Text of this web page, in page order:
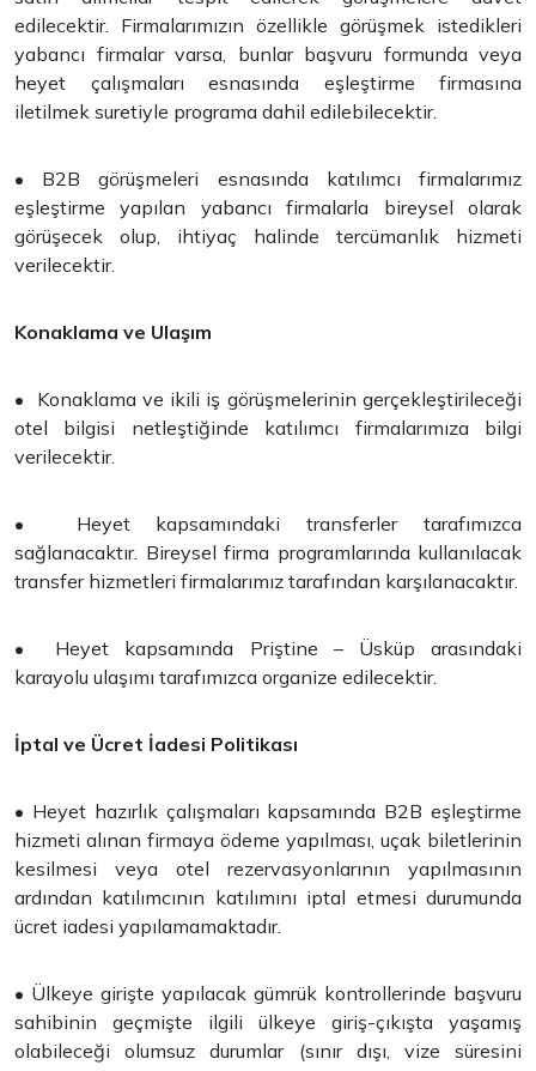
edilecektir. Firmalarımızın özellikle görüşmek istedikleri
yabancı firmalar varsa, bunlar başvuru formunda veya
heyet çalışmaları esnasında eşleştirme firmasına
iletilmek suretiyle programa dahil edilebilecektir.
• B2B görüşmeleri esnasında katılımcı firmalarımız
eşleştirme yapılan yabancı firmalarla bireysel olarak
görüşecek olup, ihtiyaç halinde tercümanlık hizmeti
verilecektir.
Konaklama ve Ulaşım
• Konaklama ve ikili iş görüşmelerinin gerçekleştirileceği
otel bilgisi netleştiğinde katılımcı firmalarımıza bilgi
verilecektir.
• Heyet kapsamındaki transferler tarafımızca
sağlanacaktır. Bireysel firma programlarında kullanılacak
transfer hizmetleri firmalarımız tarafından karşılanacaktır.
• Heyet kapsamında Priştine – Üsküp arasındaki
karayolu ulaşımı tarafımızca organize edilecektir.
İptal ve Ücret İadesi Politikası
• Heyet hazırlık çalışmaları kapsamında B2B eşleştirme
hizmeti alınan firmaya ödeme yapılması, uçak biletlerinin
kesilmesi veya otel rezervasyonlarının yapılmasının
ardından katılımcının katılımını iptal etmesi durumunda
ücret iadesi yapılamamaktadır.
• Ülkeye girişte yapılacak gümrük kontrollerinde başvuru
sahibinin geçmişte ilgili ülkeye giriş-çıkışta yaşamış
olabileceği olumsuz durumlar (sınır dışı, vize süresini